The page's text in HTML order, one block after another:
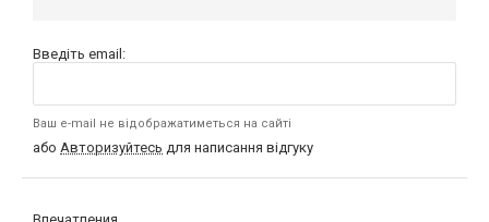
Введіть email:
Ваш e-mail не відображатиметься на сайті
або Авторизуйтесь для написання відгуку